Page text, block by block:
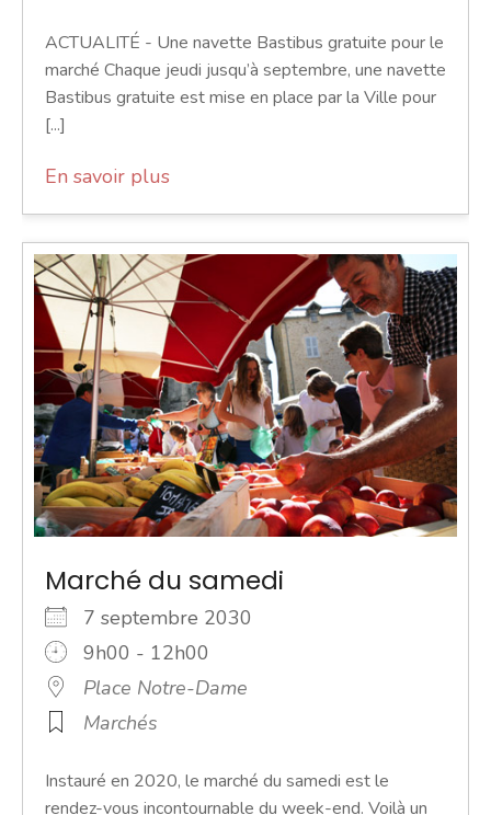
ACTUALITÉ - Une navette Bastibus gratuite pour le
marché Chaque jeudi jusqu’à septembre, une navette
Bastibus gratuite est mise en place par la Ville pour
[...]
En savoir plus
Marché du samedi
7 septembre 2030
9h00 - 12h00
Place Notre-Dame
Marchés
Instauré en 2020, le marché du samedi est le
rendez-vous incontournable du week-end. Voilà un